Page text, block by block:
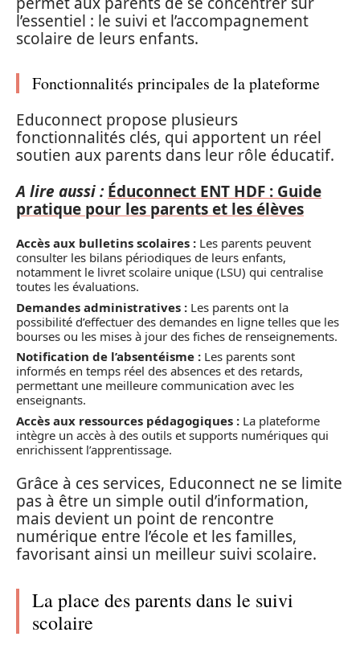
l’essentiel : le suivi et l’accompagnement
scolaire de leurs enfants.
Fonctionnalités principales de la plateforme
Educonnect propose plusieurs
fonctionnalités clés, qui apportent un réel
soutien aux parents dans leur rôle éducatif.
A lire aussi : Éduconnect ENT HDF : Guide
pratique pour les parents et les élèves
Accès aux bulletins scolaires : Les parents peuvent
consulter les bilans périodiques de leurs enfants,
notamment le livret scolaire unique (LSU) qui centralise
toutes les évaluations.
Demandes administratives : Les parents ont la
possibilité d’effectuer des demandes en ligne telles que les
bourses ou les mises à jour des fiches de renseignements.
Notification de l’absentéisme : Les parents sont
informés en temps réel des absences et des retards,
permettant une meilleure communication avec les
enseignants.
Accès aux ressources pédagogiques : La plateforme
intègre un accès à des outils et supports numériques qui
enrichissent l’apprentissage.
Grâce à ces services, Educonnect ne se limite
pas à être un simple outil d’information,
mais devient un point de rencontre
numérique entre l’école et les familles,
favorisant ainsi un meilleur suivi scolaire.
La place des parents dans le suivi
scolaire